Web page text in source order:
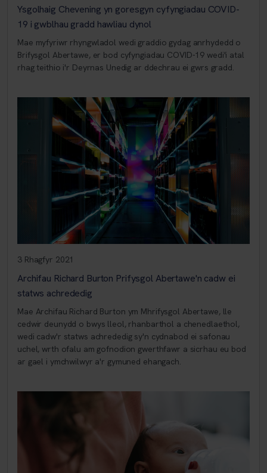
Ysgolhaig Chevening yn goresgyn cyfyngiadau COVID-
19 i gwblhau gradd hawliau dynol
Mae myfyriwr rhyngwladol wedi graddio gydag anrhydedd o
Brifysgol Abertawe, er bod cyfyngiadau COVID-19 wedi'i atal
rhag teithio i'r Deyrnas Unedig ar ddechrau ei gwrs gradd.
3 Rhagfyr 2021
Archifau Richard Burton Prifysgol Abertawe'n cadw ei
statws achrededig
Mae Archifau Richard Burton ym Mhrifysgol Abertawe, lle
cedwir deunydd o bwys lleol, rhanbarthol a chenedlaethol,
wedi cadw'r statws achrededig sy'n cydnabod ei safonau
uchel, wrth ofalu am gofnodion gwerthfawr a sicrhau eu bod
ar gael i ymchwilwyr a'r gymuned ehangach.